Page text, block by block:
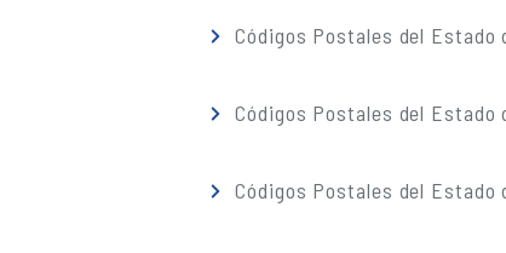
Códigos Postales del Estado
Códigos Postales del Estado
Códigos Postales del Estado